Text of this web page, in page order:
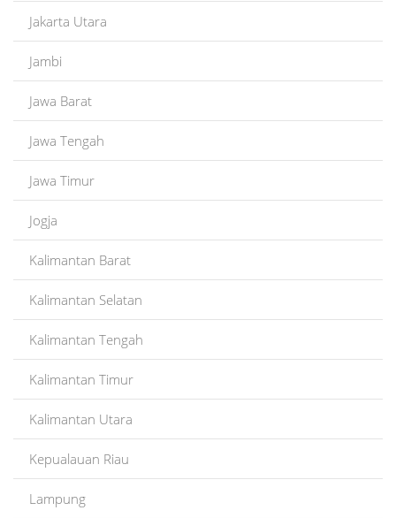
Jakarta Utara
Jambi
Jawa Barat
Jawa Tengah
Jawa Timur
Jogja
Kalimantan Barat
Kalimantan Selatan
Kalimantan Tengah
Kalimantan Timur
Kalimantan Utara
Kepualauan Riau
Lampung